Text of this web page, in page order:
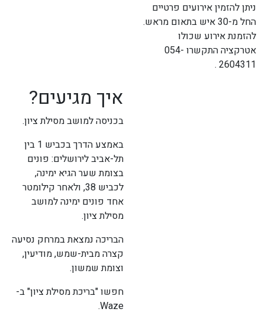
ניתן להזמין אירועים פרטיים
החל מ-30 איש בתאום מראש.
להזמנת אירוע שכולו
אטרקציה התקשרו 054-
2604311 .
איך מגיעים?
בכניסה למושב מסילת ציון.
באמצע הדרך בכביש 1 בין
תל-אביב לירושלים: פונים
בצומת שער הגיא ימינה,
לכביש 38, ולאחר קילומטר
אחד פונים ימינה למושב
מסילת ציון.
הבריכה נמצאת במרחק נסיעה
קצרה מבית-שמש, מודיעין,
וצומת שמשון.
חפשו "בריכת מסילת ציון" ב-
Waze.